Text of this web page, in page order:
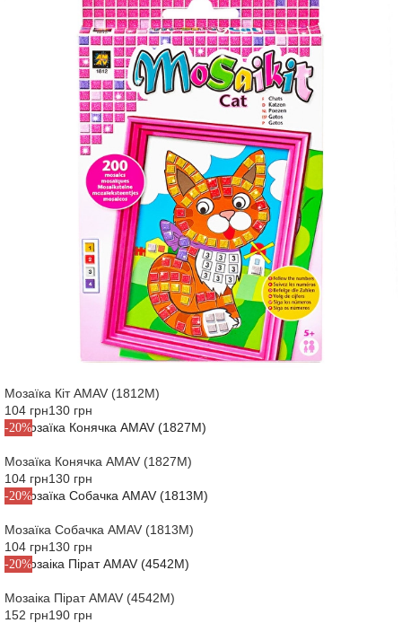
Мозаїка Кіт AMAV (1812M)
104 грн130 грн
-20%
Мозаїка Конячка AMAV (1827M)
104 грн130 грн
-20%
Мозаїка Собачка AMAV (1813M)
104 грн130 грн
-20%
Мозаіка Пірат AMAV (4542M)
152 грн190 грн